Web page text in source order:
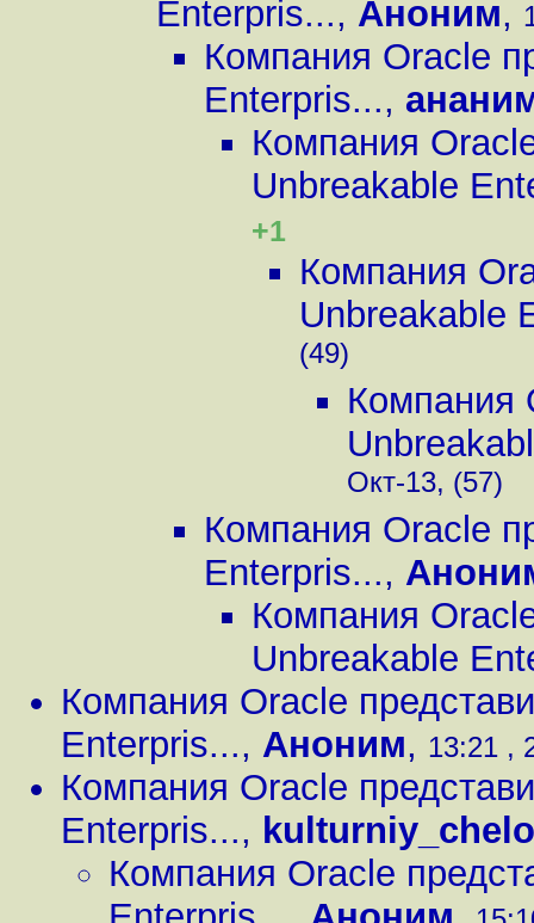
Enterpris..., Аноним,
Компания Oracle
Enterpris...,
Компания
Unbreakable
+1
Компания
Unbreakable
(49)
Компания
Окт-13, (57)
Компания Oracle
Enterpris...,
Компания
Unbreakable
Компания Oracle
Enterpris..., Аноним, 13:21 ,
Компания Oracle
Enterpris...,
Компания Oracle